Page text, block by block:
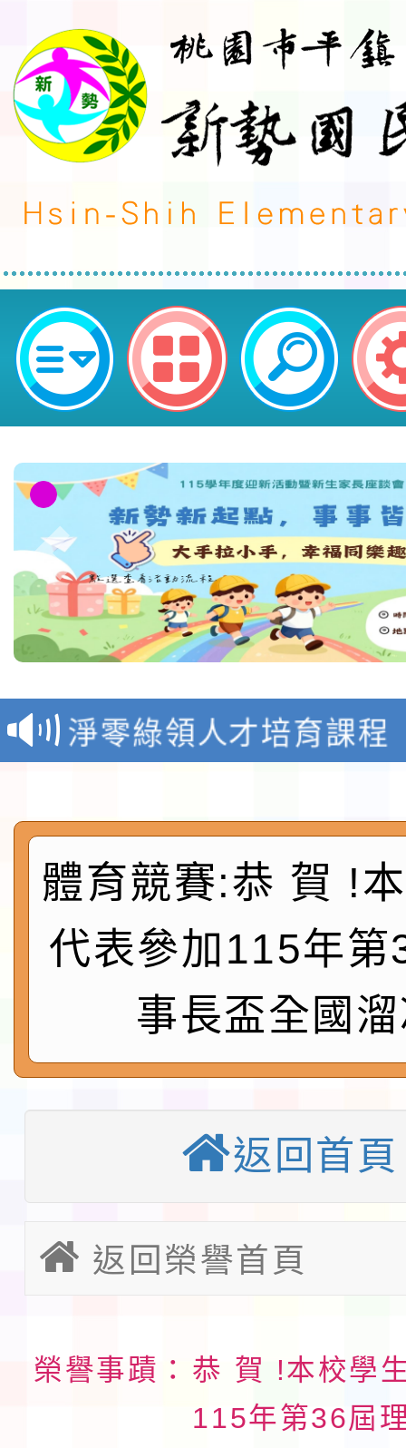
桃園市平鎮區新勢國民小學
教育部校安中心白海豚
報
淨零綠領人才培育課程
及師生本土語及新住民
實施要點各1份
115年食農教育專業人
程
函轉國家通訊傳播委員
鎮韌性（防空）演習－
速演練執行計畫」
「115年金融知識線上
本校115學年度第1學
第3次招考代課鐘點教
本市「115學年度學生
程安排一案
「桃園市補助參觀特色
展演活動實施計畫」
請一案
教育部校安中心白海豚
報
淨零綠領人才培育課程
及師生本土語及新住民
實施要點各1份
115年食農教育專業人
函轉國家通訊傳播委
體育競賽:恭 賀 !
代表參加115年第
事長盃全國
返回首頁
返回榮譽首頁
榮譽事蹟： 恭 賀 !本校學
115年第36屆